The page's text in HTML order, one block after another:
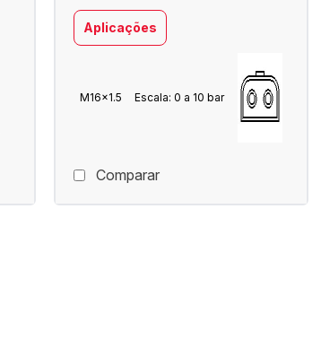
Aplicações
M16x1.5 Escala: 0 a 10 bar
Comparar